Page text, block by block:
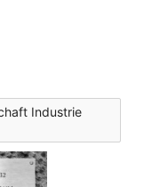
Industrie